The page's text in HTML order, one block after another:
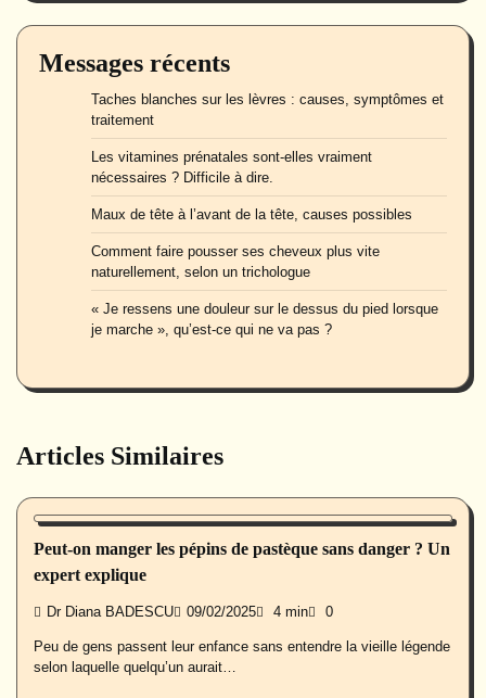
Messages récents
Taches blanches sur les lèvres : causes, symptômes et
traitement
Les vitamines prénatales sont-elles vraiment
nécessaires ? Difficile à dire.
Maux de tête à l’avant de la tête, causes possibles
Comment faire pousser ses cheveux plus vite
naturellement, selon un trichologue
« Je ressens une douleur sur le dessus du pied lorsque
je marche », qu’est-ce qui ne va pas ?
Articles Similaires
Nutrition
Peut-on manger les pépins de pastèque sans danger ? Un
expert explique
Dr Diana BADESCU 09/02/2025 4 min 0
Peu de gens passent leur enfance sans entendre la vieille légende
selon laquelle quelqu’un aurait…